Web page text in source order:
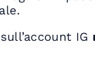
IG